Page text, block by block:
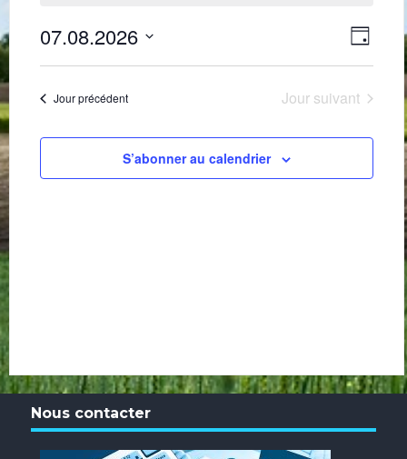
août
2026
vues
Jour
07.08.2026
une
Jour précédent Jour suivant
S’abonner au calendrier
Nous contacter